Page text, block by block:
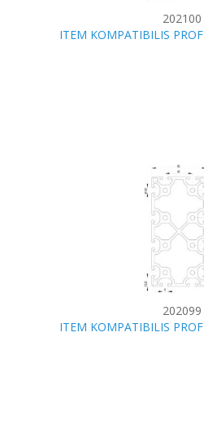
202100
ITEM KOMPATIBILIS
202099
ITEM KOMPATIBILIS